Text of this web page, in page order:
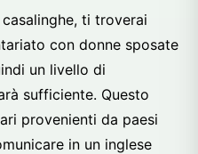
ti troverai
con donne sposate
un livello di
sufficiente. Questo
provenienti da paesi
in un inglese